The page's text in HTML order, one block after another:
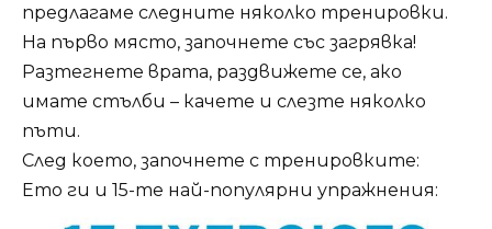
предлагаме следните няколко тренировки.
На първо място, започнете със загрявка!
Разтегнете врата, раздвижете се, ако
имате стълби – качете и слезте няколко
пъти.
След което, започнете с тренировките:
Ето ги и 15-те най-популярни упражнения: